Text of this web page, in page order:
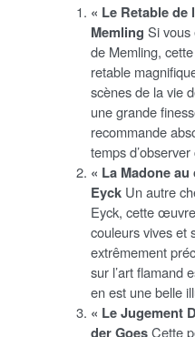
« Le Retable de
Memling Si vous
de Memling,
retable
scènes de la vie
une grande
recommande
temps
« La Madone
Eyck Un autre
Eyck, cette
couleurs vives et
extrêmement
sur l’art flamand
en est une belle
« Le Jugement
der GoesCette